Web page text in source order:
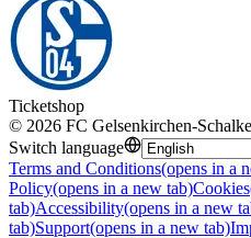
Ticketshop
© 2026 FC Gelsenkirchen-
Switch language
Terms and Conditions(opens in a
Policy(opens in a new tab)Cookies
tab)Accessibility(opens in a new
tab)Support(opens in a new tab)